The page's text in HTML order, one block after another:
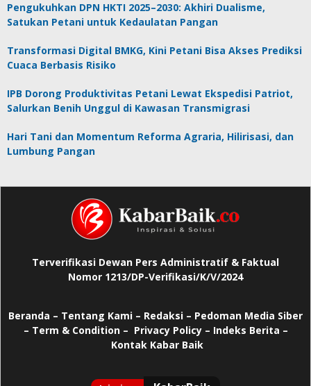
Pengukuhkan DPN HKTI 2025–2030: Akhiri Dualisme,
Satukan Petani untuk Kedaulatan Pangan
Transformasi Digital BMKG, Kini Petani Bisa Akses Prediksi
Cuaca Berbasis Risiko
IPB Dorong Produktivitas Petani Lewat Ekspedisi Patriot,
Salurkan Benih Unggul di Kawasan Transmigrasi
Hari Tani dan Momentum Reforma Agraria, Hilirisasi, dan
Lumbung Pangan
Terverifikasi Dewan Pers Administratif & Faktual
Nomor 1213/DP-Verifikasi/K/V/2024
Beranda – Tentang Kami – Redaksi – Pedoman Media Siber
– Term & Condition – Privacy Policy– Indeks Berita –
Kontak Kabar Baik